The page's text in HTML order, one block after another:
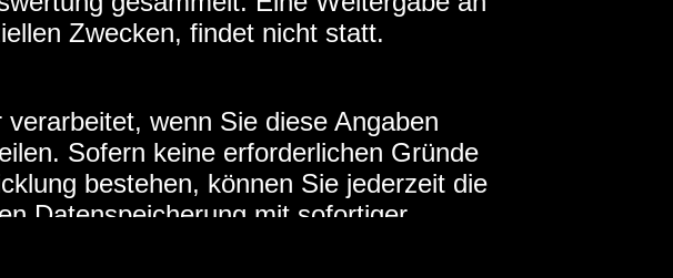
Zwecken, findet nicht statt.
wenn Sie diese Angaben
Sofern keine erforderlichen Gründe
bestehen, können Sie jederzeit die
Datenspeicherung mit sofortiger